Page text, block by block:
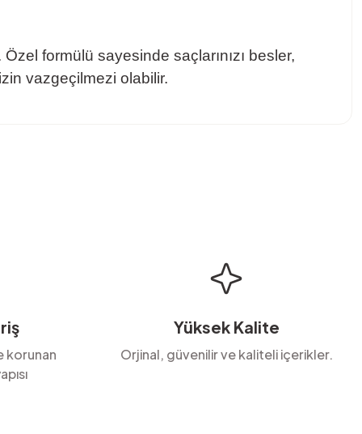
formülü sayesinde saçlarınızı besler,
vazgeçilmezi olabilir.
korunan
Yüksek Kalite
Orjinal, güvenilir ve kaliteli içerikler.